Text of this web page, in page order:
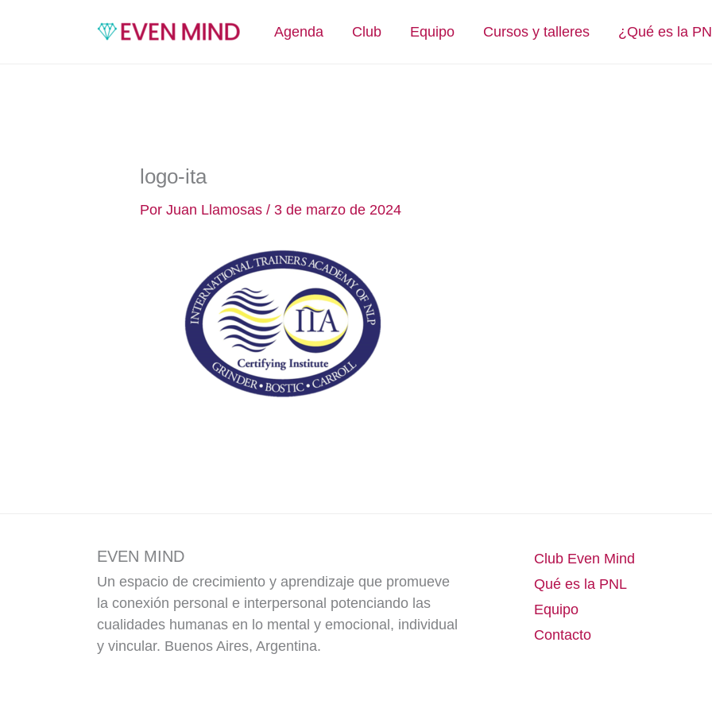
Agenda Club Equipo Cursos y talleres ¿Qué es la
logo-ita
Por Juan Llamosas / 3 de marzo de 2024
EVEN MIND
Un espacio de crecimiento y aprendizaje que promueve
la conexión personal e interpersonal potenciando las
cualidades humanas en lo mental y emocional, individual
y vincular. Buenos Aires, Argentina.
Club Even Mind
Qué es la PNL
Equipo
Contacto